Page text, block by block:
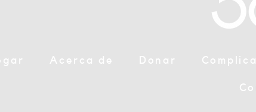
Acerca de Donar